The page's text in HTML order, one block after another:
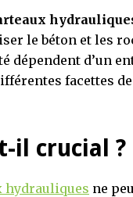
le béton et les
dépendent d’un
facettes
il crucial ?
hydrauliques ne